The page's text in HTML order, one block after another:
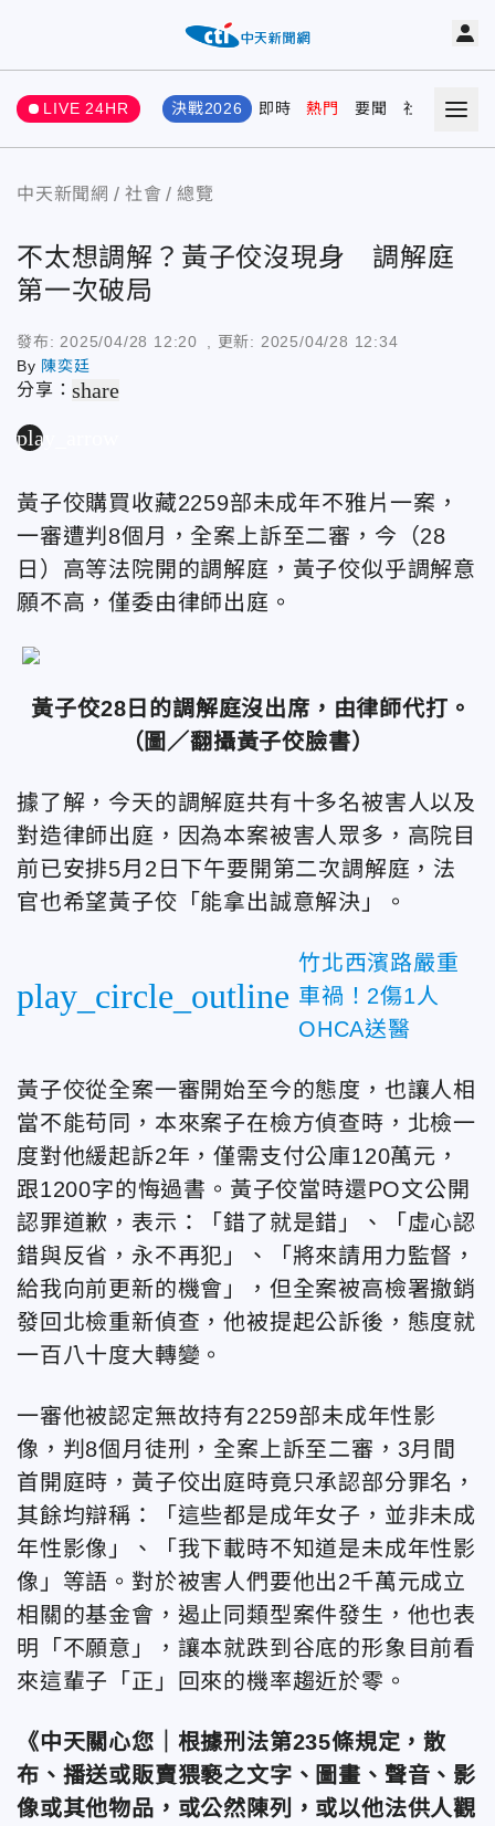
LIVE 24HR 決戰2026 即時 熱門 要聞 社會 娛樂
中天新聞網 社會 總覽
不太想調解？黃子佼沒現身 調解庭
第一次破局
發布: 2025/04/28 12:20 , 更新: 2025/04/28 12:34
By 陳奕廷
分享：share
play_arrow
黃子佼購買收藏2259部未成年不雅片一案，
一審遭判8個月，全案上訴至二審，今（28
日）高等法院開的調解庭，黃子佼似乎調解意
願不高，僅委由律師出庭。
黃子佼28日的調解庭沒出席，由律師代打。
（圖／翻攝黃子佼臉書）
據了解，今天的調解庭共有十多名被害人以及
對造律師出庭，因為本案被害人眾多，高院目
前已安排5月2日下午要開第二次調解庭，法
官也希望黃子佼「能拿出誠意解決」。
play_circle_outline
竹北西濱路嚴重
車禍！2傷1人
OHCA送醫
黃子佼從全案一審開始至今的態度，也讓人相
當不能苟同，本來案子在檢方偵查時，北檢一
度對他緩起訴2年，僅需支付公庫120萬元，
跟1200字的悔過書。黃子佼當時還PO文公開
認罪道歉，表示：「錯了就是錯」、「虛心認
錯與反省，永不再犯」、「將來請用力監督，
給我向前更新的機會」，但全案被高檢署撤銷
發回北檢重新偵查，他被提起公訴後，態度就
一百八十度大轉變。
一審他被認定無故持有2259部未成年性影
像，判8個月徒刑，全案上訴至二審，3月間
首開庭時，黃子佼出庭時竟只承認部分罪名，
其餘均辯稱：「這些都是成年女子，並非未成
年性影像」、「我下載時不知道是未成年性影
像」等語。對於被害人們要他出2千萬元成立
相關的基金會，遏止同類型案件發生，他也表
明「不願意」，讓本就跌到谷底的形象目前看
來這輩子「正」回來的機率趨近於零。
《中天關心您｜根據刑法第235條規定，散
布、播送或販賣猥褻之文字、圖畫、聲音、影
像或其他物品，或公然陳列，或以他法供人觀